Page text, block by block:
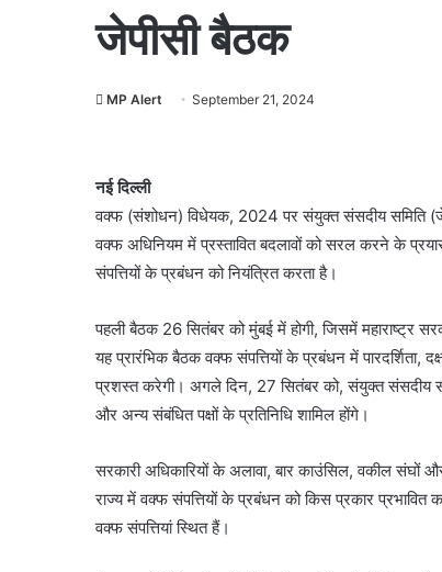
जेपीसी बैठक
MP Alert September 21, 2024
नई दिल्ली
वक्फ (संशोधन) विधेयक, 2024 पर संयुक्त संसदीय समिति
वक्फ अधिनियम में प्रस्तावित बदलावों को सरल करने के
संपत्तियों के प्रबंधन को नियंत्रित करता है।
पहली बैठक 26 सितंबर को मुंबई में होगी, जिसमें महाराष्ट्र
यह प्रारंभिक बैठक वक्फ संपत्तियों के प्रबंधन में पारदर्शिता,
प्रशस्त करेगी। अगले दिन, 27 सितंबर को, संयुक्त संसदीय
और अन्य संबंधित पक्षों के प्रतिनिधि शामिल होंगे।
सरकारी अधिकारियों के अलावा, बार काउंसिल, वकील संघों
राज्य में वक्फ संपत्तियों के प्रबंधन को किस प्रकार
वक्फ संपत्तियां स्थित हैं।